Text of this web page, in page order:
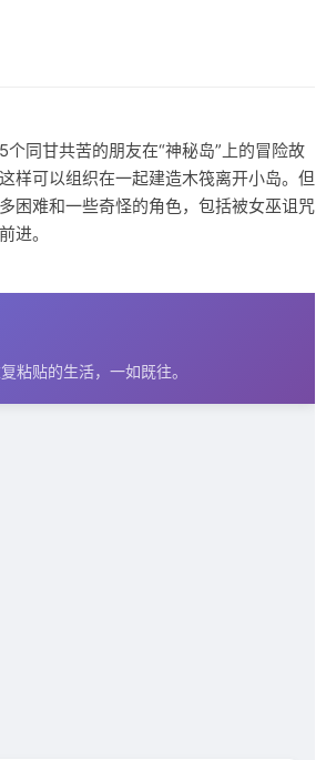
同甘共苦的朋友在“神秘岛”上的冒险故
样可以组织在一起建造木筏离开小岛。但
困难和一些奇怪的角色，包括被女巫诅咒
进。